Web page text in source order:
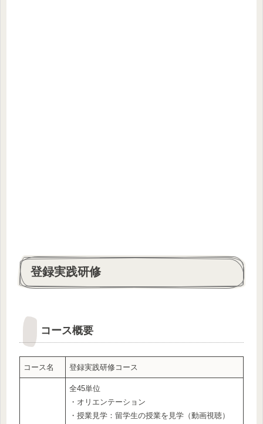
登録実践研修
コース概要
コース名 登録実践研修コース
全45単位
・オリエンテーション
・授業見学：留学生の授業を見学（動画視聴）